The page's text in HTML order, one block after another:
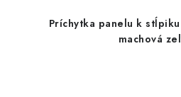
Príchytka panelu k
machová